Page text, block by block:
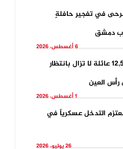
في تفجيرِ حافلةٍ
دمشق
6 أغسطس، 2026
عبدي: 12,500 عائلة لا تزال بانتظار
رأس العين
1 أغسطس، 2026
التدخل عسكرياً في
26 يوليو، 2026